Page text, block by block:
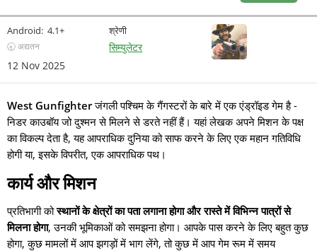
Android: 4.1+
🕣 अद्यतन
12 Nov 2025
श्रेणी
सिम्युलेटर
West Gunfighterजंगली पश्चिम के गैंगस्टरों के बारे में एक एंड्रॉइड गेम है -
निडर काउबॉय जो दुश्मन से मिलने से डरते नहीं हैं। यहां लेखक अपने मिशन के पक्ष
का विकल्प देता है, यह आपराधिक दुनिया को साफ करने के लिए एक महान गतिविधि
होगी या, इसके विपरीत, एक आपराधिक पथ।
कार्य और मिशन
प्रतिभागी कोस्थानों के क्षेत्रों का पता लगाना होगा और रास्ते में विभिन्न पात्रों से
मिलना होगा, उनकी भूमिकाओं को समझना होगा। आपके पास करने के लिए बहुत कुछ
होगा, कुछ मामलों में आप झगड़ों में भाग लेंगे, तो कुछ में आप गेम रूम में समय